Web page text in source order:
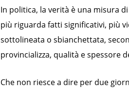
In politica, la verità è una misura
più riguarda fatti significativi, più
sottolineata o sbianchettata,
provincializza, qualità e spessore
Che non riesce a dire per due